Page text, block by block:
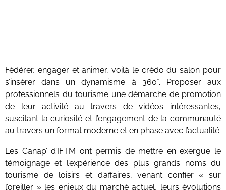
Fédérer, engager et animer, voilà le crédo du salon pour
s’insérer dans un dynamisme à 360°. Proposer aux
professionnels du tourisme une démarche de promotion
de leur activité au travers de vidéos intéressantes,
suscitant la curiosité et l’engagement de la communauté
au travers un format moderne et en phase avec l’actualité.
Les Canap’ d’IFTM ont permis de mettre en exergue le
témoignage et l’expérience des plus grands noms du
tourisme de loisirs et d’affaires, venant confier « sur
l’oreiller » les enjeux du marché actuel, leurs évolutions